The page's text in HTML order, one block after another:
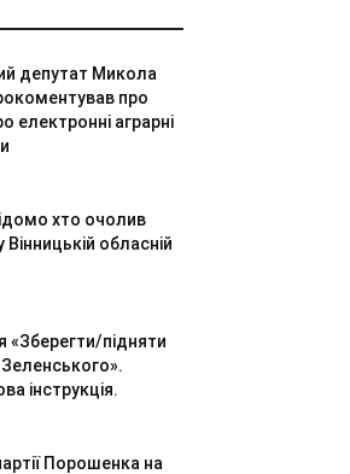
депутат Микола
про
електронні аграрні
хто очолив
Вінницькій обласній
«Зберегти/підняти
інструкція.
Порошенка на